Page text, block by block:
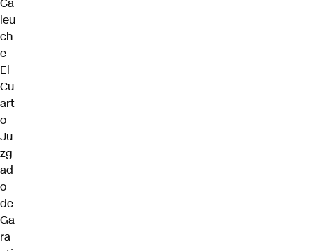
leu
ch
e
El
Cu
art
o
Ju
zg
ad
o
de
Ga
ra